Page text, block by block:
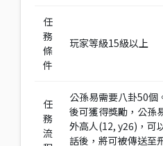
任
務
條
件
玩家等級15級以上
任
務
流
公孫易需要八卦50個
後可獲得獎勵，公孫
外高人(12, y26)，可
話後，將可被傳送至